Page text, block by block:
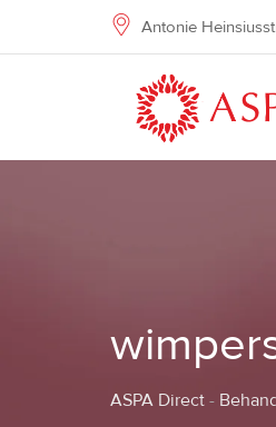
Antonie
ASPA Direct -